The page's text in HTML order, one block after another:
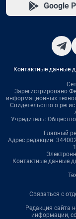
Google
Контактные данные
Зарегистрировано
информационных
Свидетельство о
Учредитель:
Главный
Адрес редакции:
Контактные данные
Связаться с
Редакция сайта
информации,